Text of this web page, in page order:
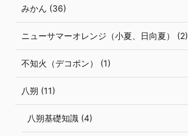
みかん (36)
ニューサマーオレンジ（小夏、日向夏） (2)
不知火（デコポン） (1)
八朔 (11)
八朔基礎知識 (4)